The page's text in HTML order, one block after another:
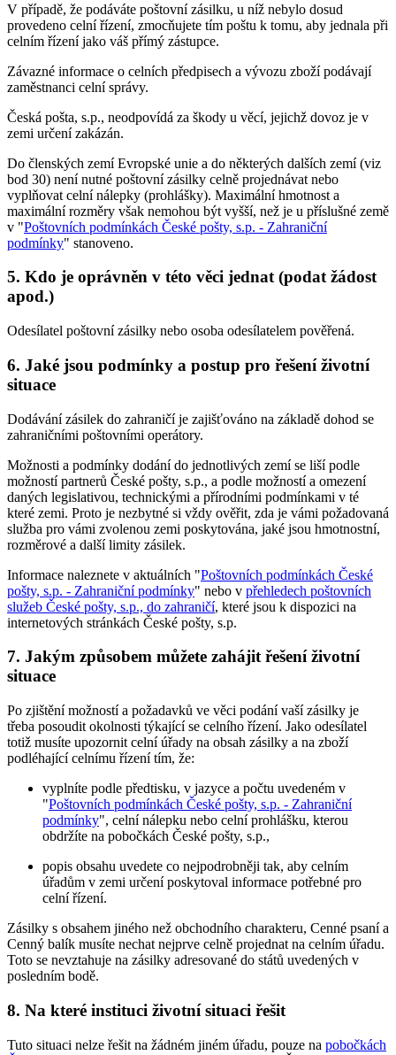
V případě, že podáváte poštovní zásilku, u níž nebylo dosud
provedeno celní řízení, zmocňujete tím poštu k tomu, aby jednala při
celním řízení jako váš přímý zástupce.
Závazné informace o celních předpisech a vývozu zboží podávají
zaměstnanci celní správy.
Česká pošta, s.p., neodpovídá za škody u věcí, jejichž dovoz je v
zemi určení zakázán.
Do členských zemí Evropské unie a do některých dalších zemí (viz
bod 30) není nutné poštovní zásilky celně projednávat nebo
vyplňovat celní nálepky (prohlášky). Maximální hmotnost a
maximální rozměry však nemohou být vyšší, než je u příslušné země
v "Poštovních podmínkách České pošty, s.p. - Zahraniční
podmínky" stanoveno.
5. Kdo je oprávněn v této věci jednat (podat žádost
apod.)
Odesílatel poštovní zásilky nebo osoba odesílatelem pověřená.
6. Jaké jsou podmínky a postup pro řešení životní
situace
Dodávání zásilek do zahraničí je zajišťováno na základě dohod se
zahraničními poštovními operátory.
Možnosti a podmínky dodání do jednotlivých zemí se liší podle
možností partnerů České pošty, s.p., a podle možností a omezení
daných legislativou, technickými a přírodními podmínkami v té
které zemi. Proto je nezbytné si vždy ověřit, zda je vámi požadovaná
služba pro vámi zvolenou zemi poskytována, jaké jsou hmotnostní,
rozměrové a další limity zásilek.
Informace naleznete v aktuálních "Poštovních podmínkách České
pošty, s.p. - Zahraniční podmínky" nebo v přehledech poštovních
služeb České pošty, s.p., do zahraničí, které jsou k dispozici na
internetových stránkách České pošty, s.p.
7. Jakým způsobem můžete zahájit řešení životní
situace
Po zjištění možností a požadavků ve věci podání vaší zásilky je
třeba posoudit okolnosti týkající se celního řízení. Jako odesílatel
totiž musíte upozornit celní úřady na obsah zásilky a na zboží
podléhající celnímu řízení tím, že:
vyplníte podle předtisku, v jazyce a počtu uvedeném v
"Poštovních podmínkách České pošty, s.p. - Zahraniční
podmínky", celní nálepku nebo celní prohlášku, kterou
obdržíte na pobočkách České pošty, s.p.,
popis obsahu uvedete co nejpodrobněji tak, aby celním
úřadům v zemi určení poskytoval informace potřebné pro
celní řízení.
Zásilky s obsahem jiného než obchodního charakteru, Cenné psaní a
Cenný balík musíte nechat nejprve celně projednat na celním úřadu.
Toto se nevztahuje na zásilky adresované do států uvedených v
posledním bodě.
8. Na které instituci životní situaci řešit
Tuto situaci nelze řešit na žádném jiném úřadu, pouze na pobočkách